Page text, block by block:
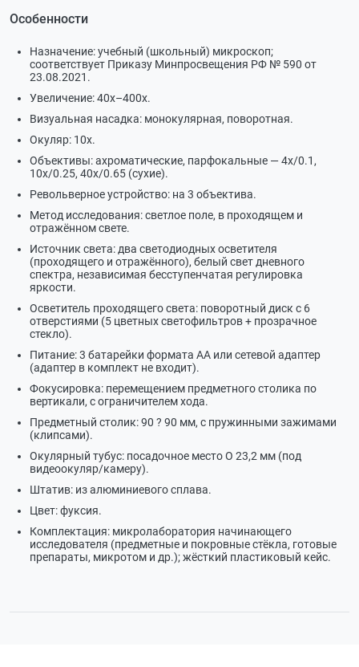
Особенности
Назначение: учебный (школьный) микроскоп;
соответствует Приказу Минпросвещения РФ № 590 от
23.08.2021.
Увеличение: 40х–400х.
Визуальная насадка: монокулярная, поворотная.
Окуляр: 10х.
Объективы: ахроматические, парфокальные — 4х/0.1,
10х/0.25, 40х/0.65 (сухие).
Револьверное устройство: на 3 объектива.
Метод исследования: светлое поле, в проходящем и
отражённом свете.
Источник света: два светодиодных осветителя
(проходящего и отражённого), белый свет дневного
спектра, независимая бесступенчатая регулировка
яркости.
Осветитель проходящего света: поворотный диск с 6
отверстиями (5 цветных светофильтров + прозрачное
стекло).
Питание: 3 батарейки формата АА или сетевой адаптер
(адаптер в комплект не входит).
Фокусировка: перемещением предметного столика по
вертикали, с ограничителем хода.
Предметный столик: 90 ? 90 мм, с пружинными зажимами
(клипсами).
Окулярный тубус: посадочное место O 23,2 мм (под
видеоокуляр/камеру).
Штатив: из алюминиевого сплава.
Цвет: фуксия.
Комплектация: микролаборатория начинающего
исследователя (предметные и покровные стёкла, готовые
препараты, микротом и др.); жёсткий пластиковый кейс.